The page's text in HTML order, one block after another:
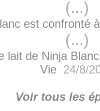
(...)
est confronté
(...)
lait de Ninja
Vie24/8/
Voir tous les